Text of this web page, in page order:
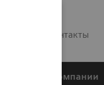
Контакты
О компании